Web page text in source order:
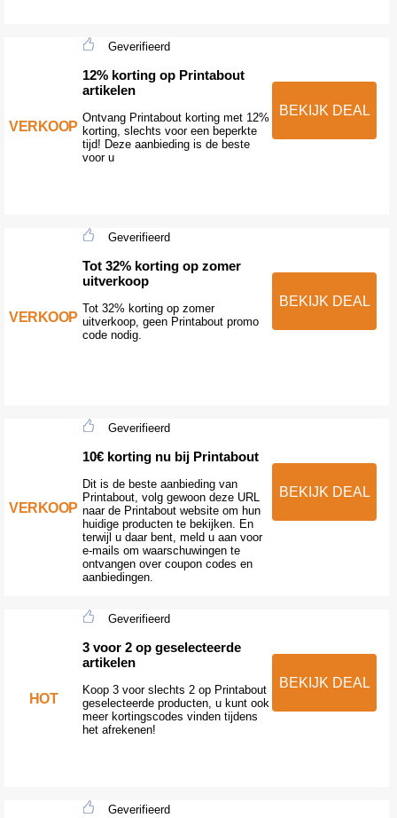
VERKOOP
Geverifieerd
12% korting op Printabout
artikelen
Ontvang Printabout korting met 12%
korting, slechts voor een beperkte
tijd! Deze aanbieding is de beste
voor u
BEKIJK DEAL
VERKOOP
Geverifieerd
Tot 32% korting op zomer
uitverkoop
Tot 32% korting op zomer
uitverkoop, geen Printabout promo
code nodig.
BEKIJK DEAL
VERKOOP
Geverifieerd
10€ korting nu bij Printabout
Dit is de beste aanbieding van
Printabout, volg gewoon deze URL
naar de Printabout website om hun
huidige producten te bekijken. En
terwijl u daar bent, meld u aan voor
e-mails om waarschuwingen te
ontvangen over coupon codes en
aanbiedingen.
BEKIJK DEAL
HOT
Geverifieerd
3 voor 2 op geselecteerde
artikelen
Koop 3 voor slechts 2 op Printabout
geselecteerde producten, u kunt ook
meer kortingscodes vinden tijdens
het afrekenen!
BEKIJK DEAL
Geverifieerd